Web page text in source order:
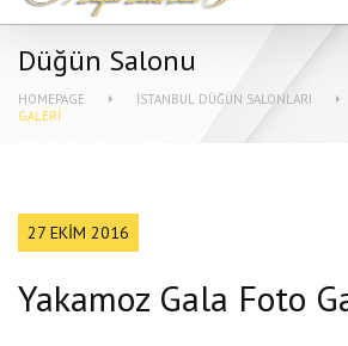
HIZMETLERIMIZ
GALERI
Düğün Salonu
HOMEPAGE İSTANBUL DÜĞÜN SALONLARI
GALERI
27 EKIM 2016
Yakamoz Gala Foto